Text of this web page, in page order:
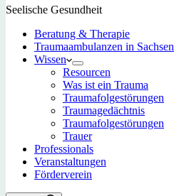
Seelische Gesundheit
Beratung & Therapie
Traumaambulanzen in Sachsen
Wissen
Resourcen
Was ist ein Trauma
Traumafolgestörungen
Traumagedächtnis
Traumafolgestörungen
Trauer
Professionals
Veranstaltungen
Förderverein